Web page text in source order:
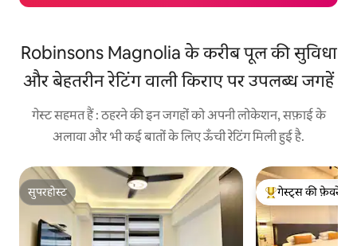
Robinsons Magnolia के करीब पूल की सुविधा
और बेहतरीन रेटिंग वाली किराए पर उपलब्ध जगहें
गेस्ट सहमत हैं : ठहरने की इन जगहों को अपनी लोकेशन, सफ़ाई के
अलावा और भी कई बातों के लिए ऊँची रेटिंग मिली हुई है.
सुपरहोस्ट
सुपरहोस्ट
गेस्ट्स का टॉप फ़ेवरेट
गेस्ट्स की फ़ेवरेट